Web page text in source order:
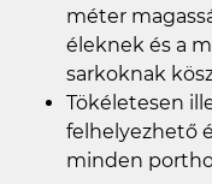
méter
éleknek és a
sarkoknak
Tökéletesen
felhelyezhető
minden